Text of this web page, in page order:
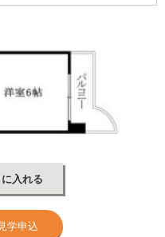
入れる
学申込